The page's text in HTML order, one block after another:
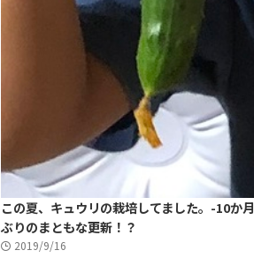
この夏、キュウリの栽培してました。-10か月
ぶりのまともな更新！？
2019/9/16